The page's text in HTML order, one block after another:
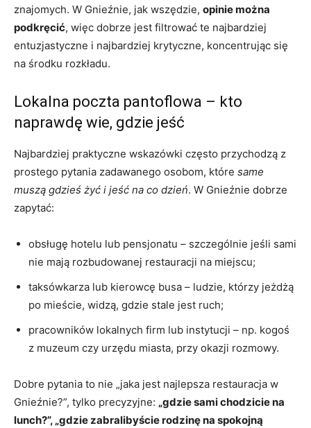
znajomych. W Gnieźnie, jak wszędzie, opinie można
podkręcić, więc dobrze jest filtrować te najbardziej
entuzjastyczne i najbardziej krytyczne, koncentrując się
na środku rozkładu.
Lokalna poczta pantoflowa – kto
naprawdę wie, gdzie jeść
Najbardziej praktyczne wskazówki często przychodzą z
prostego pytania zadawanego osobom, które same
muszą gdzieś żyć i jeść na co dzień. W Gnieźnie dobrze
zapytać:
obsługę hotelu lub pensjonatu – szczególnie jeśli sami
nie mają rozbudowanej restauracji na miejscu;
taksówkarza lub kierowcę busa – ludzie, którzy jeżdżą
po mieście, widzą, gdzie stale jest ruch;
pracowników lokalnych firm lub instytucji – np. kogoś
z muzeum czy urzędu miasta, przy okazji rozmowy.
Dobre pytania to nie „jaka jest najlepsza restauracja w
Gnieźnie?”, tylko precyzyjne: „gdzie sami chodzicie na
lunch?”, „gdzie zabralibyście rodzinę na spokojną